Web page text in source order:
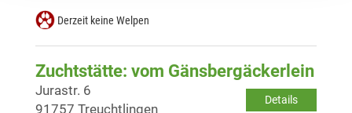
Derzeit keine Welpen
Zuchtstätte: vom Gänsbergäckerlein
Details
Jurastr. 6
91757 Treuchtlingen